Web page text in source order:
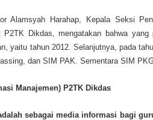
Alamsyah Harahap, Kepala Seksi
Dikdas, mengatakan bahwa yang
yaitu tahun 2012. Selanjutnya, pada
dan SIM PAK. Sementara SIM
Manajemen) P2TK Dikdas
sebagai media informasi bagi